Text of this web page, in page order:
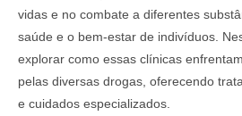
vidas e no combate a diferentes
saúde e o bem-estar de indivíduos.
explorar como essas clínicas
pelas diversas drogas, oferecendo
e cuidados especializados.